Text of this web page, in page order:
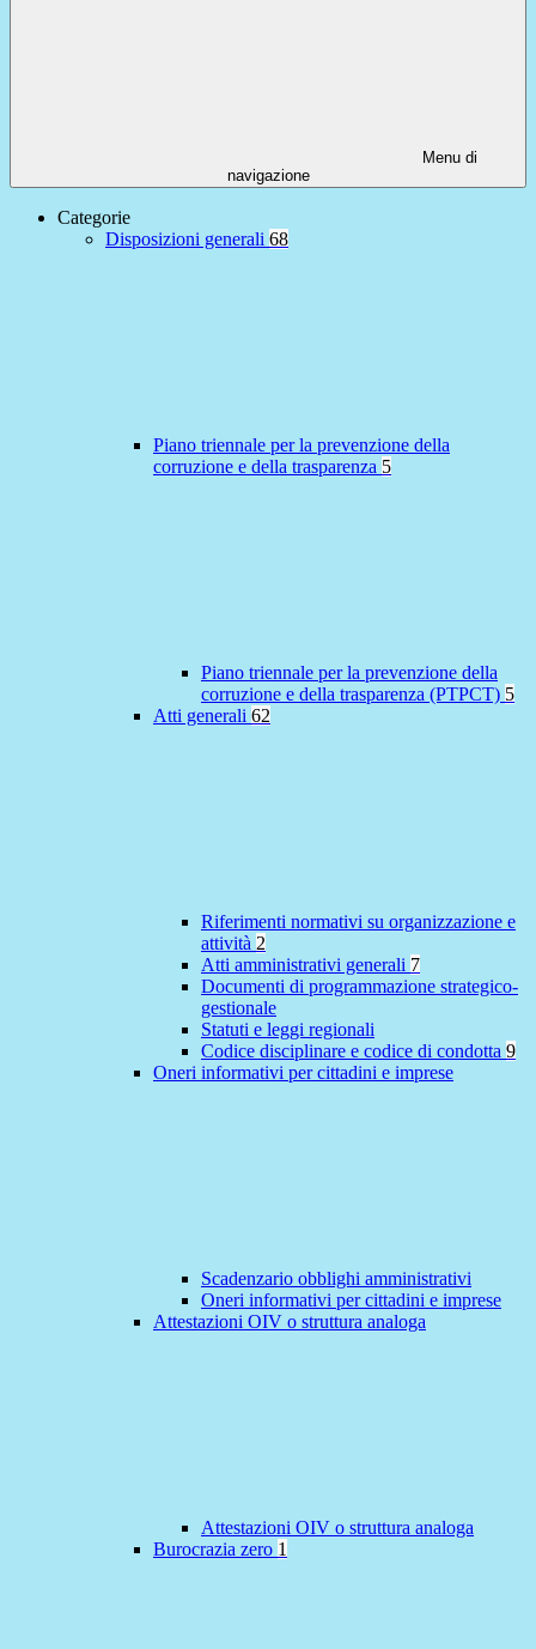
Menu di
navigazione
Categorie
Disposizioni generali 68
Piano triennale per la prevenzione della
corruzione e della trasparenza 5
Piano triennale per la prevenzione della
corruzione e della trasparenza (PTPCT) 5
Atti generali 62
Riferimenti normativi su organizzazione e
attività 2
Atti amministrativi generali 7
Documenti di programmazione strategico-
gestionale
Statuti e leggi regionali
Codice disciplinare e codice di condotta 9
Oneri informativi per cittadini e imprese
Scadenzario obblighi amministrativi
Oneri informativi per cittadini e imprese
Attestazioni OIV o struttura analoga
Attestazioni OIV o struttura analoga
Burocrazia zero 1